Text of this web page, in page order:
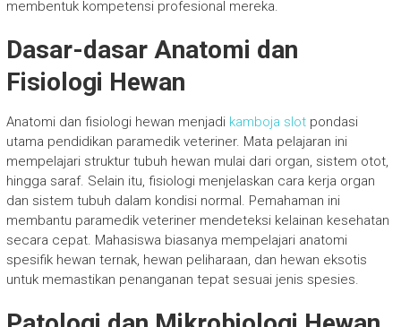
membentuk kompetensi profesional mereka.
Dasar-dasar Anatomi dan
Fisiologi Hewan
Anatomi dan fisiologi hewan menjadi kamboja slotpondasi
utama pendidikan paramedik veteriner. Mata pelajaran ini
mempelajari struktur tubuh hewan mulai dari organ, sistem otot,
hingga saraf. Selain itu, fisiologi menjelaskan cara kerja organ
dan sistem tubuh dalam kondisi normal. Pemahaman ini
membantu paramedik veteriner mendeteksi kelainan kesehatan
secara cepat. Mahasiswa biasanya mempelajari anatomi
spesifik hewan ternak, hewan peliharaan, dan hewan eksotis
untuk memastikan penanganan tepat sesuai jenis spesies.